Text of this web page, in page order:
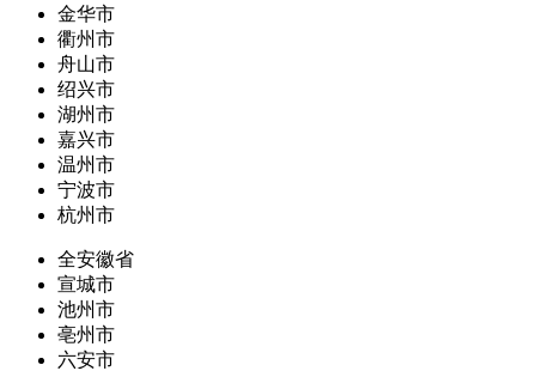
金华市
衢州市
舟山市
绍兴市
湖州市
嘉兴市
温州市
宁波市
杭州市
全安徽省
宣城市
池州市
亳州市
六安市